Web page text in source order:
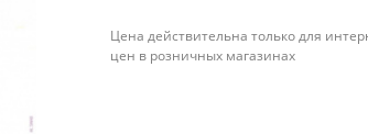
Цена действительна только для
цен в розничных магазинах